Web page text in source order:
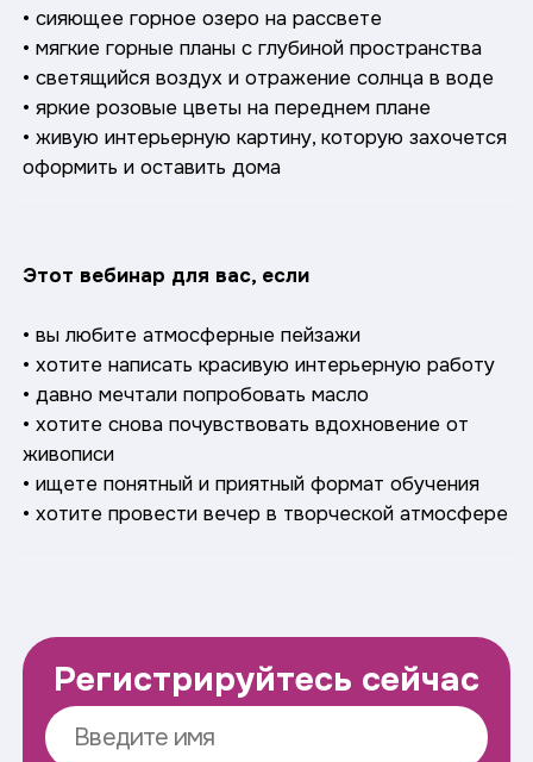
• сияющее горное озеро на рассвете
• мягкие горные планы с глубиной пространства
• светящийся воздух и отражение солнца в воде
• яркие розовые цветы на переднем плане
• живую интерьерную картину, которую захочется
оформить и оставить дома
Этот вебинар для вас, если
• вы любите атмосферные пейзажи
• хотите написать красивую интерьерную работу
• давно мечтали попробовать масло
• хотите снова почувствовать вдохновение от
живописи
• ищете понятный и приятный формат обучения
• хотите провести вечер в творческой атмосфере
Регистрируйтесь сейчас